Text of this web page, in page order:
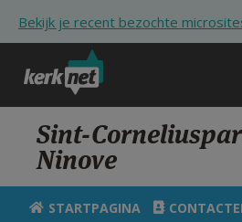
Bekijk je recent bezochte
STARTPAGINA
KERK
VIERINGEN
Sint-
Ninove
STARTPAGINA